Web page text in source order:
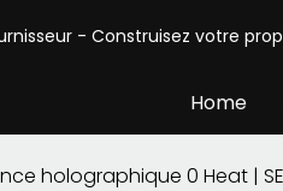
- Construisez votre
Home
holographique 0 Heat |